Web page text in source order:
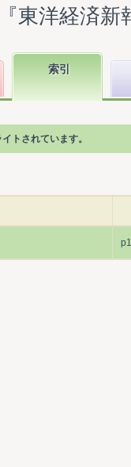
東洋経済新
索引
トされています。